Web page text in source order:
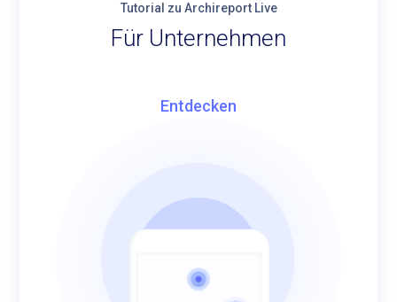
Tutorial zu Archireport Live
Für Unternehmen
Entdecken